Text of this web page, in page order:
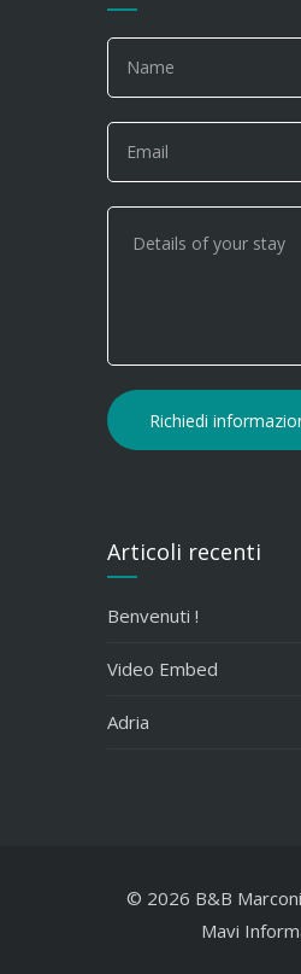
Articoli recenti
Benvenuti !
Video Embed
Adria
© 2026 B&B Marconi
Mavi